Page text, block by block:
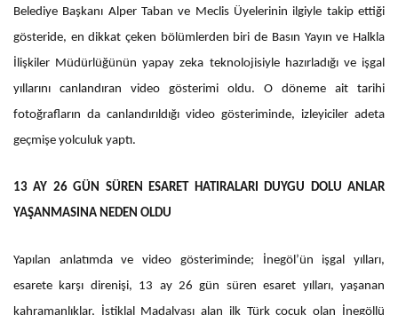
Belediye Başkanı Alper Taban ve Meclis Üyelerinin ilgiyle takip ettiği
gösteride, en dikkat çeken bölümlerden biri de Basın Yayın ve Halkla
İlişkiler Müdürlüğünün yapay zeka teknolojisiyle hazırladığı ve işgal
yıllarını canlandıran video gösterimi oldu. O döneme ait tarihi
fotoğrafların da canlandırıldığı video gösteriminde, izleyiciler adeta
geçmişe yolculuk yaptı.
13 AY 26 GÜN SÜREN ESARET HATIRALARI DUYGU DOLU ANLAR
YAŞANMASINA NEDEN OLDU
Yapılan anlatımda ve video gösteriminde; İnegöl’ün işgal yılları,
esarete karşı direnişi, 13 ay 26 gün süren esaret yılları, yaşanan
kahramanlıklar, İstiklal Madalyası alan ilk Türk çocuk olan İnegöllü